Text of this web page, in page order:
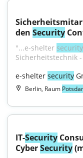
den Security
"...e-shelter security
Sicherheitstechnik
e-shelter security
Berlin, Raum
IT-Security
Cyber Security